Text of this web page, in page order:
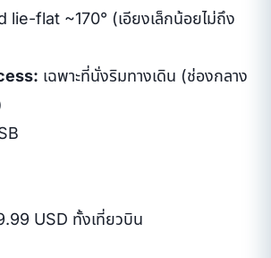
lie-flat ~170° (เอียงเล็กน้อยไม่ถึง
เฉพาะที่นั่งริมทางเดิน (ช่องกลาง
USD ทั้งเที่ยวบิน